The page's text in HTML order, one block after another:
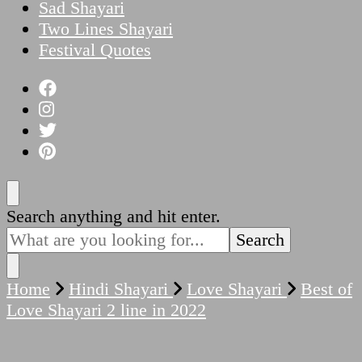
Sad Shayari
Two Lines Shayari
Festival Quotes
Looking
for
Something?
Search anything and hit enter.
Home Hindi Shayari Love Shayari
Best of
Love Shayari 2 line in 2022